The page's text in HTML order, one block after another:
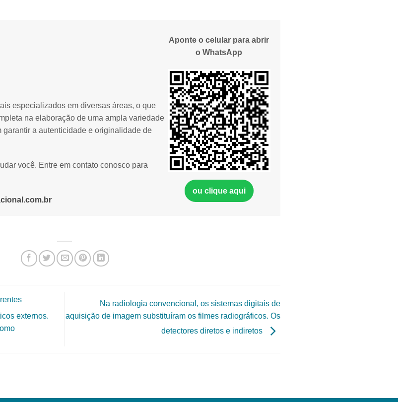
especializados em diversas áreas, o que
na elaboração de uma ampla variedade
a autenticidade e originalidade de
você. Entre em contato conosco para
Aponte o celular para abrir
o WhatsApp
ou clique aqui
externos.
Na radiologia convencional, os sistemas digitais de
aquisição de imagem substituíram os filmes radiográficos. Os
detectores diretos e indiretos